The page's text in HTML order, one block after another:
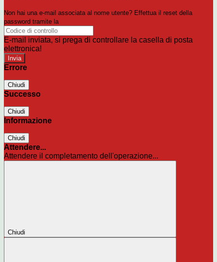
Non hai una e-mail associata al nome utente? Effettua il reset della
password tramite la
E-mail inviata, si prega di controllare la casella di posta
elettronica!
Errore
Chiudi
Successo
Chiudi
Informazione
Chiudi
Attendere...
Attendere il completamento dell'operazione...
Chiudi